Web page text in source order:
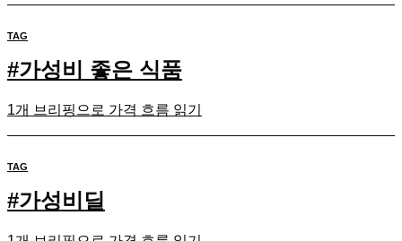
TAG
#가성비 좋은 식품
1개 브리핑으로 가격 흐름 읽기
TAG
#가성비딜